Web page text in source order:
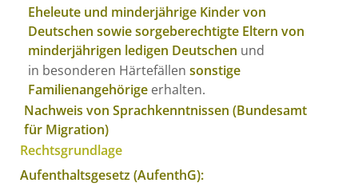
Eheleute und minderjährige Kinder von
Deutschen sowie sorgeberechtigte Eltern von
minderjährigen ledigen Deutschen und
in besonderen Härtefällen sonstige
Familienangehörigeerhalten.
Nachweis von Sprachkenntnissen (Bundesamt
für Migration)
Rechtsgrundlage
Aufenthaltsgesetz (AufenthG):